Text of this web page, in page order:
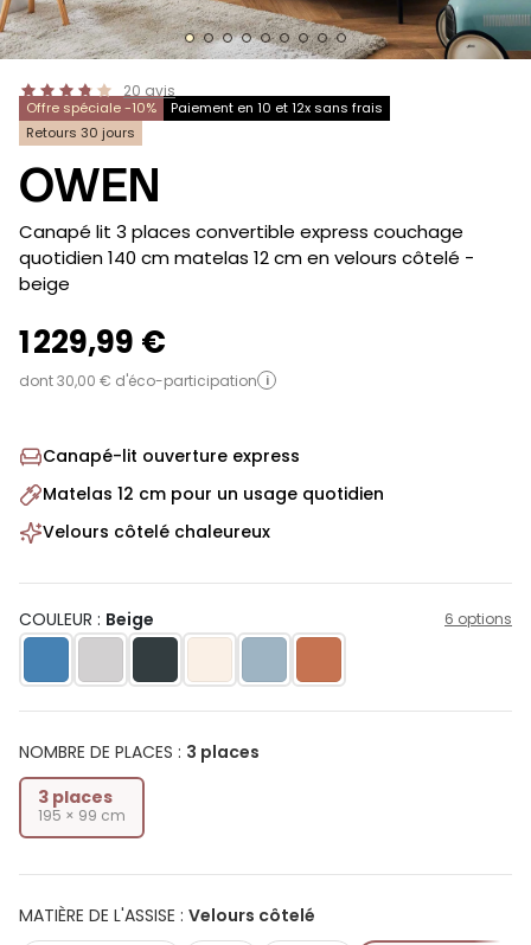
20 avis
Offre spéciale -10%
Paiement en 10 et 12x sans frais
Retours 30 jours
OWEN
-
Canapé lit 3 places convertible express couchage
quotidien 140 cm matelas 12 cm en velours côtelé -
beige
1 229,99 €
dont 30,00 € d'éco-participation i
Canapé-lit ouverture express
Matelas 12 cm pour un usage quotidien
Velours côtelé chaleureux
COULEUR : Beige 6 options
NOMBRE DE PLACES : 3 places
3 places
195 × 99 cm
MATIÈRE DE L'ASSISE : Velours côtelé